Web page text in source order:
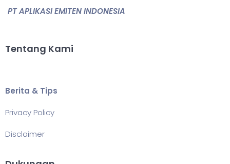
PT APLIKASI EMITEN INDONESIA
Tentang Kami
Berita & Tips
Privacy Policy
Disclaimer